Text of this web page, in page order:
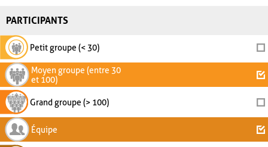
PARTICIPANTS
Petit groupe (< 30)
Moyen groupe (entre 30
et 100)
Grand groupe (> 100)
Équipe